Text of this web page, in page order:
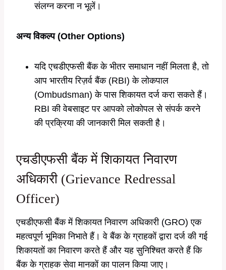
संलग्न करना न भूलें।
अन्य विकल्प (Other Options)
यदि एचडीएफसी बैंक के भीतर समाधान नहीं मिलता है, तो
आप भारतीय रिज़र्व बैंक (RBI) के लोकपाल
(Ombudsman) के पास शिकायत दर्ज करा सकते हैं।
RBI की वेबसाइट पर आपको लोकोपल से संपर्क करने
की प्रक्रिया की जानकारी मिल सकती है।
एचडीएफसी बैंक में शिकायत निवारण
अधिकारी (Grievance Redressal
Officer)
एचडीएफसी बैंक में शिकायत निवारण अधिकारी (GRO) एक
महत्वपूर्ण भूमिका निभाते हैं। वे बैंक के ग्राहकों द्वारा दर्ज की गई
शिकायतों का निवारण करते हैं और यह सुनिश्चित करते हैं कि
बैंक के ग्राहक सेवा मानकों का पालन किया जाए।